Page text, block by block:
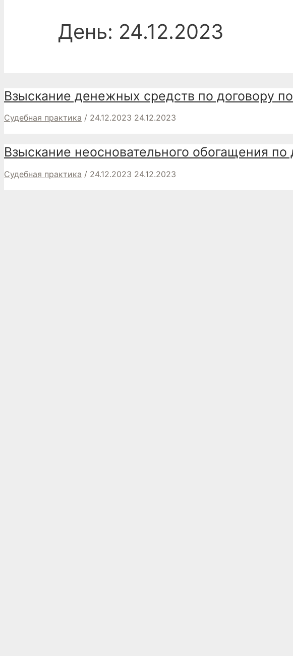
День: 24.12.2023
Взыскание денежных средств по договору
Судебная практика / 24.12.2023 24.12.2023
Взыскание неосновательного обогащения по
Судебная практика / 24.12.2023 24.12.2023